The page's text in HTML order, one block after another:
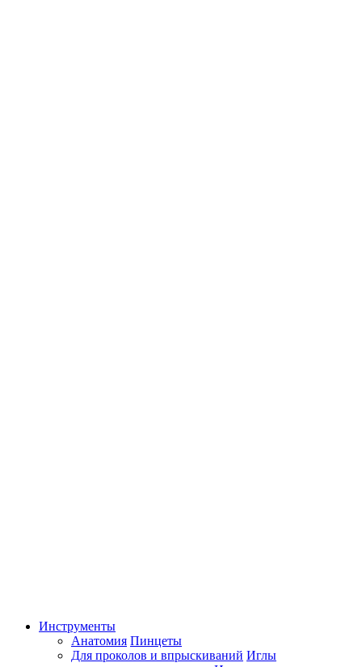
Инструменты
Анатомия Пинцеты
Для проколов и впрыскиваний Иглы